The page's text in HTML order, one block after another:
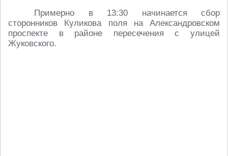
Примерно в 13:30 начинается сбор
сторонников Куликова поля на Александровском
проспекте в районе пересечения с улицей
Жуковского.